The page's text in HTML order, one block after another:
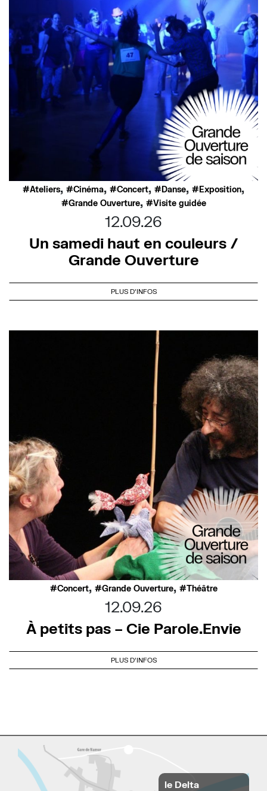
Ateliers, Cinéma, Concert, Danse, Exposition,
Grande Ouverture, Visite guidée
12.09.26
Un samedi haut en couleurs /
Grande Ouverture
PLUS D'INFOS
Concert, Grande Ouverture, Théâtre
12.09.26
À petits pas – Cie Parole.Envie
PLUS D'INFOS
le Delta